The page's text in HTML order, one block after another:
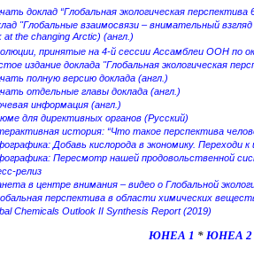
доклад “Глобальная экологическая перспектива
"Глобальные взаимосвязи – внимательный
at the changing Arctic) (англ.)
принятые на 4-й сессии Ассамблеи ООН по
издание доклада "Глобальная экологическая
полную версию доклада (англ.)
отдельные главы доклада (англ.)
информация (англ.)
для директивных органов (Русский)
история: “Что такое перспектива
Добавь кислорода в экономику. Переходи к
Пересмотр нашей продовольственной
релиз
в центре внимания – видео о Глобальной
перспектива в области химических
Chemicals Outlook II Synthesis Report (2019)
ЮНЕА 1 * ЮНЕА 2